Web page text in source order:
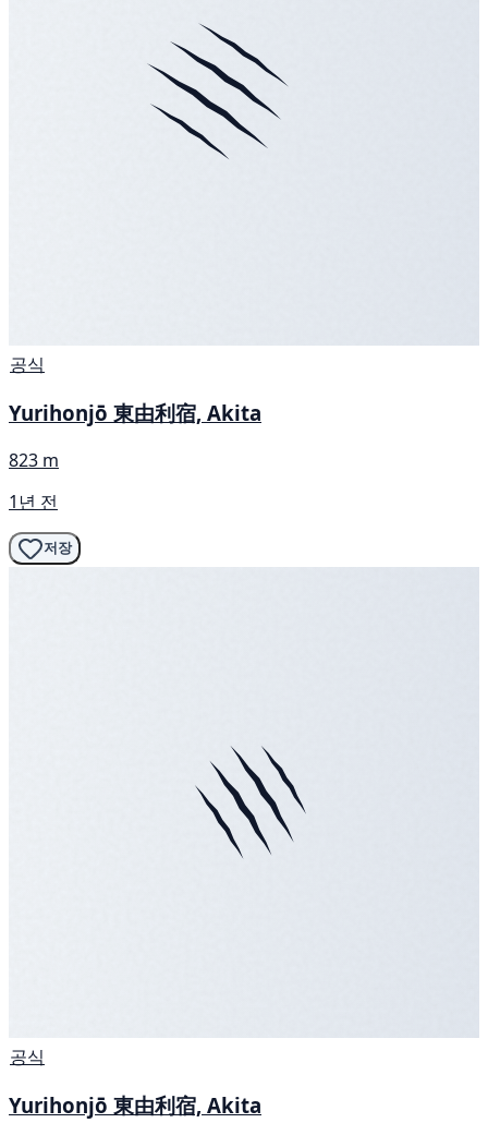
공식
Yurihonjō 東由利宿, Akita
823 m
1년 전
저장
공식
Yurihonjō 東由利宿, Akita